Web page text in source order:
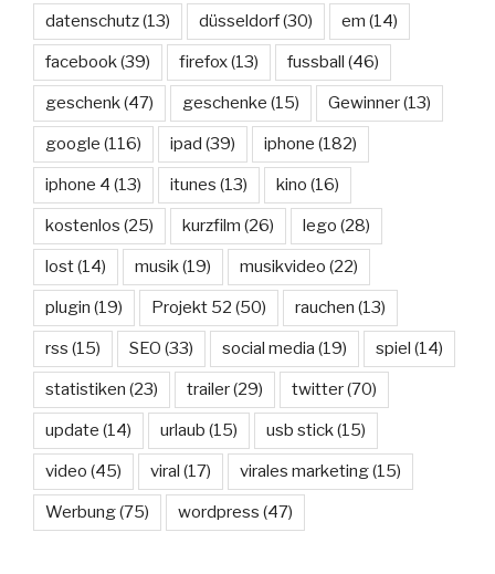
datenschutz(13) düsseldorf(30) em (14)
facebook(39) firefox(13) fussball (46)
geschenk(47) geschenke (15) Gewinner(13)
google (116) ipad (39) iphone (182)
iphone 4 (13) itunes (13) kino (16)
kostenlos (25) kurzfilm (26) lego (28)
lost(14) musik(19) musikvideo (22)
plugin (19) Projekt 52 (50) rauchen (13)
rss (15) SEO (33) social media (19) spiel (14)
statistiken (23) trailer(29) twitter(70)
update (14) urlaub (15) usb stick(15)
video (45) viral (17) virales marketing(15)
Werbung(75) wordpress (47)